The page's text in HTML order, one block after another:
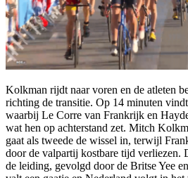
Kolkman rijdt naar voren en de atleten
richting de transitie. Op 14 minuten
waarbij Le Corre van Frankrijk en
wat hen op achterstand zet. Mitch
gaat als tweede de wissel in, terwijl
door de valpartij kostbare tijd verliezen.
de leiding, gevolgd door de Britse Yee